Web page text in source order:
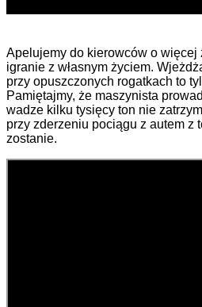
Apelujemy do kierowców o więcej
igranie z własnym życiem.
przy opuszczonych rogatkach to
Pamiętajmy, że maszynista
wadze kilku tysięcy ton nie
przy zderzeniu pociągu z autem z
zostanie.